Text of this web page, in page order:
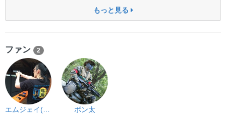
もっと見る
ファン 2
エムジェイ(MJ62) ボン太